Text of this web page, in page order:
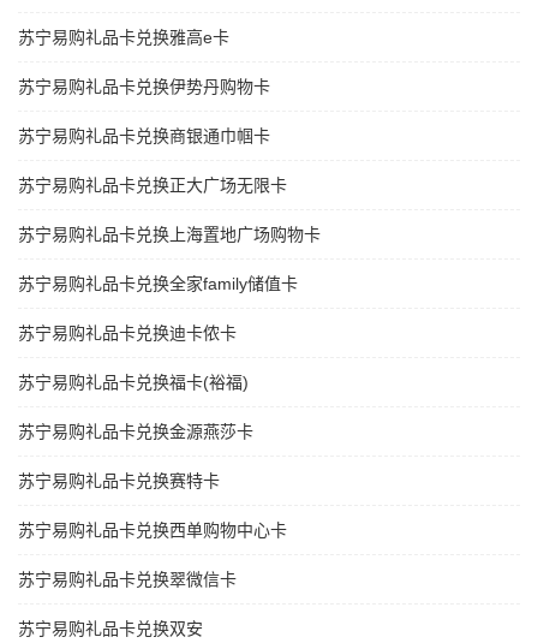
苏宁易购礼品卡兑换雅高e卡
苏宁易购礼品卡兑换伊势丹购物卡
苏宁易购礼品卡兑换商银通巾帼卡
苏宁易购礼品卡兑换正大广场无限卡
苏宁易购礼品卡兑换上海置地广场购物卡
苏宁易购礼品卡兑换全家family储值卡
苏宁易购礼品卡兑换迪卡侬卡
苏宁易购礼品卡兑换福卡(裕福)
苏宁易购礼品卡兑换金源燕莎卡
苏宁易购礼品卡兑换赛特卡
苏宁易购礼品卡兑换西单购物中心卡
苏宁易购礼品卡兑换翠微信卡
苏宁易购礼品卡兑换双安